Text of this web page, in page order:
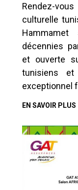
Rendez-
culturelle
décennies
et ouverte
tunisiens et
exceptionnel
EN SAVOIR PLUS